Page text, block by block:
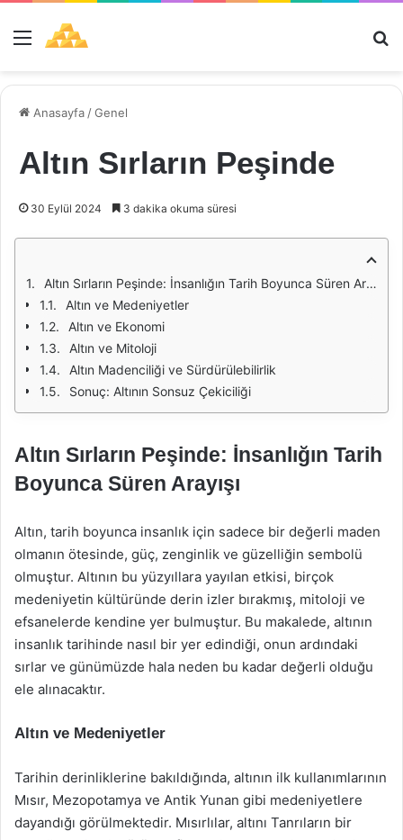
Menü
Anasayfa /Genel
Altın Sırların Peşinde
30 Eylül 2024 3 dakika okuma süresi
Altın Sırların Peşinde: İnsanlığın Tarih Boyunca Süren Arayışı
Altın ve Medeniyetler
Altın ve Ekonomi
Altın ve Mitoloji
Altın Madenciliği ve Sürdürülebilirlik
Sonuç: Altının Sonsuz Çekiciliği
Altın Sırların Peşinde: İnsanlığın Tarih
Boyunca Süren Arayışı
Altın, tarih boyunca insanlık için sadece bir değerli maden
olmanın ötesinde, güç, zenginlik ve güzelliğin sembolü
olmuştur. Altının bu yüzyıllara yayılan etkisi, birçok
medeniyetin kültüründe derin izler bırakmış, mitoloji ve
efsanelerde kendine yer bulmuştur. Bu makalede, altının
insanlık tarihinde nasıl bir yer edindiği, onun ardındaki
sırlar ve günümüzde hala neden bu kadar değerli olduğu
ele alınacaktır.
Altın ve Medeniyetler
Tarihin derinliklerine bakıldığında, altının ilk kullanımlarının
Mısır, Mezopotamya ve Antik Yunan gibi medeniyetlere
dayandığı görülmektedir. Mısırlılar, altını Tanrıların bir